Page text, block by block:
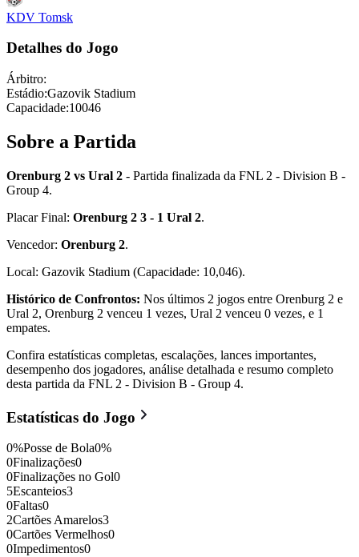
KDV Tomsk
Detalhes do Jogo
Árbitro:
Estádio:Gazovik Stadium
Capacidade:10046
Sobre a Partida
Orenburg 2 vs Ural 2 - Partida finalizada da FNL 2 - Division B -
Group 4.
Placar Final: Orenburg 2 3 - 1 Ural 2.
Vencedor: Orenburg 2.
Local: Gazovik Stadium (Capacidade: 10,046).
Histórico de Confrontos: Nos últimos 2 jogos entre Orenburg 2 e
Ural 2, Orenburg 2 venceu 1 vezes, Ural 2 venceu 0 vezes, e 1
empates.
Confira estatísticas completas, escalações, lances importantes,
desempenho dos jogadores, análise detalhada e resumo completo
desta partida da FNL 2 - Division B - Group 4.
Estatísticas do Jogo
0%Posse de Bola0%
0Finalizações0
0Finalizações no Gol0
5Escanteios3
0Faltas0
2Cartões Amarelos3
0Cartões Vermelhos0
0Impedimentos0